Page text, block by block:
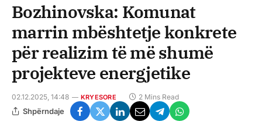
Bozhinovska: Komunat
marrin mbështetje konkrete
për realizim të më shumë
projekteve energjetike
02.12.2025, 14:48 KRYESORE 2 Mins Read
Shpërndaje